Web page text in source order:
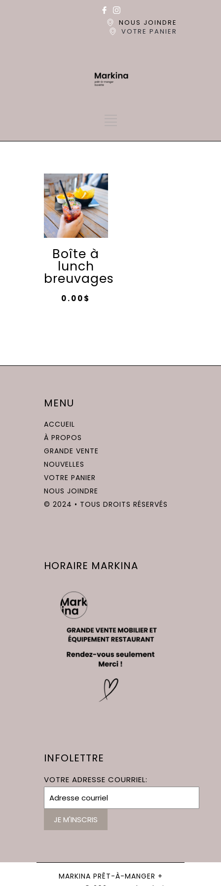
NOUS JOINDRE
VOTRE PANIER
Boîte à
lunch
breuvages
0.00$
MENU
ACCUEIL
À PROPOS
GRANDE VENTE
NOUVELLES
VOTRE PANIER
NOUS JOINDRE
© 2024 • TOUS DROITS RÉSERVÉS
HORAIRE MARKINA
INFOLETTRE
VOTRE ADRESSE COURRIEL:
MARKINA PRÊT-À-MANGER +